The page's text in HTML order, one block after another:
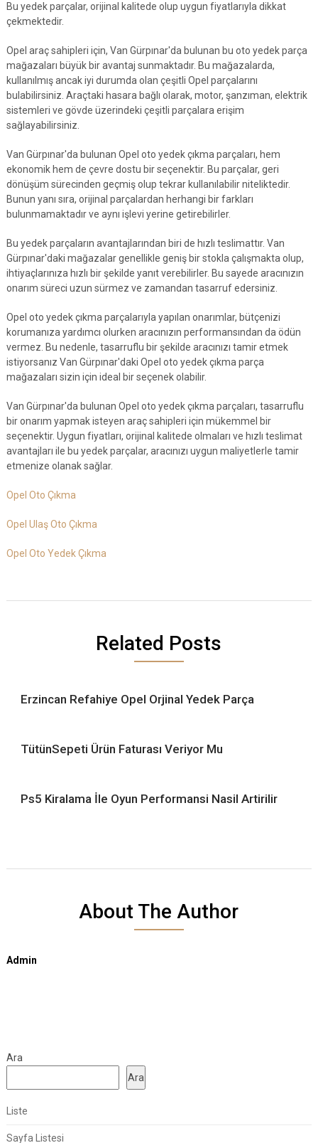
Bu yedek parçalar, orijinal kalitede olup uygun fiyatlarıyla dikkat
çekmektedir.
Opel araç sahipleri için, Van Gürpınar'da bulunan bu oto yedek parça
mağazaları büyük bir avantaj sunmaktadır. Bu mağazalarda,
kullanılmış ancak iyi durumda olan çeşitli Opel parçalarını
bulabilirsiniz. Araçtaki hasara bağlı olarak, motor, şanzıman, elektrik
sistemleri ve gövde üzerindeki çeşitli parçalara erişim
sağlayabilirsiniz.
Van Gürpınar'da bulunan Opel oto yedek çıkma parçaları, hem
ekonomik hem de çevre dostu bir seçenektir. Bu parçalar, geri
dönüşüm sürecinden geçmiş olup tekrar kullanılabilir niteliktedir.
Bunun yanı sıra, orijinal parçalardan herhangi bir farkları
bulunmamaktadır ve aynı işlevi yerine getirebilirler.
Bu yedek parçaların avantajlarından biri de hızlı teslimattır. Van
Gürpınar'daki mağazalar genellikle geniş bir stokla çalışmakta olup,
ihtiyaçlarınıza hızlı bir şekilde yanıt verebilirler. Bu sayede aracınızın
onarım süreci uzun sürmez ve zamandan tasarruf edersiniz.
Opel oto yedek çıkma parçalarıyla yapılan onarımlar, bütçenizi
korumanıza yardımcı olurken aracınızın performansından da ödün
vermez. Bu nedenle, tasarruflu bir şekilde aracınızı tamir etmek
istiyorsanız Van Gürpınar'daki Opel oto yedek çıkma parça
mağazaları sizin için ideal bir seçenek olabilir.
Van Gürpınar'da bulunan Opel oto yedek çıkma parçaları, tasarruflu
bir onarım yapmak isteyen araç sahipleri için mükemmel bir
seçenektir. Uygun fiyatları, orijinal kalitede olmaları ve hızlı teslimat
avantajları ile bu yedek parçalar, aracınızı uygun maliyetlerle tamir
etmenize olanak sağlar.
Opel Oto Çıkma
Opel Ulaş Oto Çıkma
Opel Oto Yedek Çıkma
Related Posts
Erzincan Refahiye Opel Orjinal Yedek Parça
TütünSepeti Ürün Faturası Veriyor Mu
Ps5 Kiralama İle Oyun Performansi Nasil Artirilir
About The Author
Admin
Ara
Ara
Liste
Sayfa Listesi